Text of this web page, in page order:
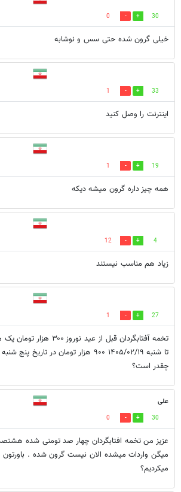
30
0
خیلی گرون شده حتی سس و نوشابه
33
1
اینترنت را وصل کنید
19
1
همه چیز داره گرون میشه دیکه
4
12
زیاد هم مناسب نیستند
27
1
چقدر است؟
علی
30
0
عزیز من تخمه افتابگردان چهار صد تومنی شده
میگن واردات میشده الان نیست گرون شده . باورتون
میکردیم؟